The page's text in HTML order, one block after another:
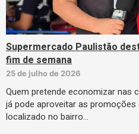
Supermercado Paulistão
fim de semana
25 de julho de 2026
Quem pretende economizar nas
já pode aproveitar as
localizado no bairro…